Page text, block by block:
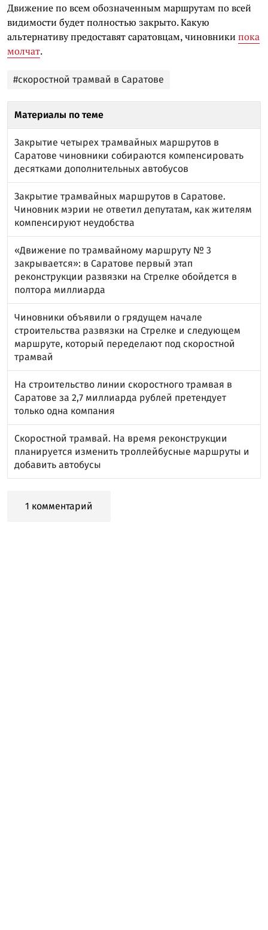
Движение по всем обозначенным маршрутам по всей
видимости будет полностью закрыто. Какую
альтернативу предоставят саратовцам, чиновники пока
молчат.
#скоростной трамвай в Саратове
Материалы по теме
Закрытие четырех трамвайных маршрутов в
Саратове чиновники собираются компенсировать
десятками дополнительных автобусов
Закрытие трамвайных маршрутов в Саратове.
Чиновник мэрии не ответил депутатам, как жителям
компенсируют неудобства
«Движение по трамвайному маршруту № 3
закрывается»: в Саратове первый этап
реконструкции развязки на Стрелке обойдется в
полтора миллиарда
Чиновники объявили о грядущем начале
строительства развязки на Стрелке и следующем
маршруте, который переделают под скоростной
трамвай
На строительство линии скоростного трамвая в
Саратове за 2,7 миллиарда рублей претендует
только одна компания
Скоростной трамвай. На время реконструкции
планируется изменить троллейбусные маршруты и
добавить автобусы
1 комментарий